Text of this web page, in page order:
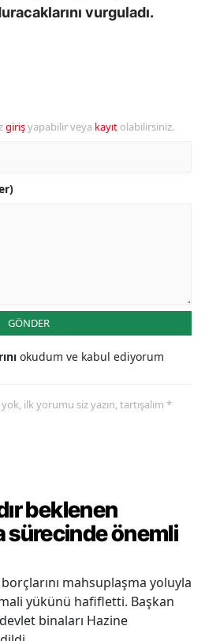
vurguladı.
girişyapabilir veya kayıt olabilirsiniz.
GÖNDER
okudum ve kabul ediyorum
ilk yorumu siz yazın, tartışalım *
beklenen
sürecinde önemli
mahsuplaşma yoluyla
yükünü hafifletti. Başkan
binaları Hazine